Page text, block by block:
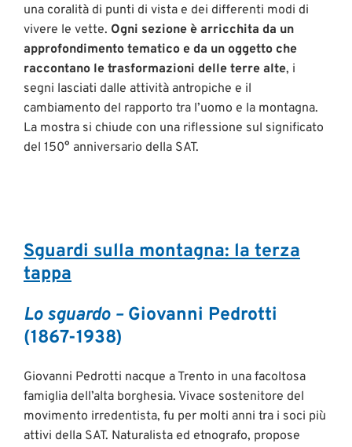
una coralità di punti di vista e dei differenti modi di
vivere le vette. Ogni sezione è arricchita da un
approfondimento tematico e da un oggetto che
raccontano le trasformazioni delle terre alte, i
segni lasciati dalle attività antropiche e il
cambiamento del rapporto tra l’uomo e la montagna.
La mostra si chiude con una riflessione sul significato
del 150° anniversario della SAT.
Sguardi sulla montagna: la terza
tappa
Lo sguardo – Giovanni Pedrotti
(1867-1938)
Giovanni Pedrotti nacque a Trento in una facoltosa
famiglia dell’alta borghesia. Vivace sostenitore del
movimento irredentista, fu per molti anni tra i soci più
attivi della SAT. Naturalista ed etnografo, propose